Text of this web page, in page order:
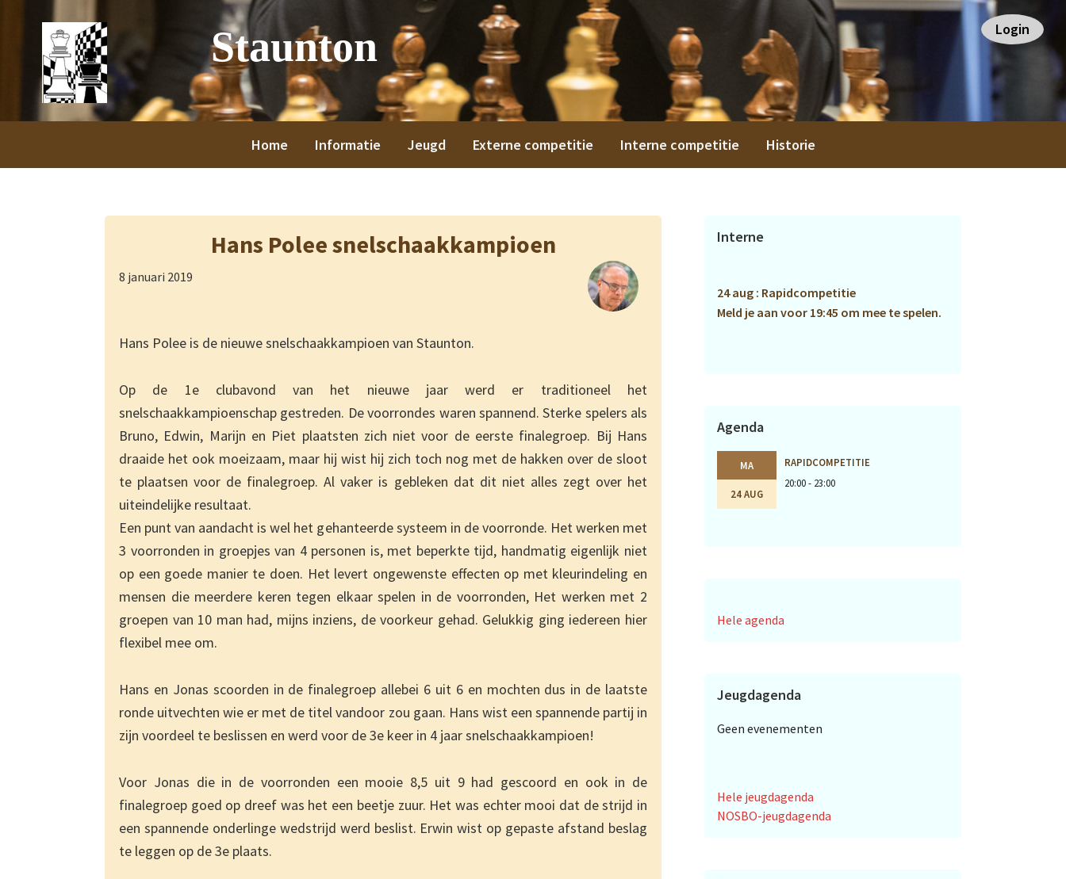
hoofdnavigatie
sidebar
voettekst
Login
Staunton
Home Informatie Jeugd Externe competitie Interne competitie Historie
Hans Polee snelschaakkampioen
8 januari 2019
Hans Polee is de nieuwe snelschaakkampioen van Staunton.
Op de 1e clubavond van het nieuwe jaar werd er traditioneel het
snelschaakkampioenschap gestreden. De voorrondes waren spannend. Sterke spelers als
Bruno, Edwin, Marijn en Piet plaatsten zich niet voor de eerste finalegroep. Bij Hans
draaide het ook moeizaam, maar hij wist hij zich toch nog met de hakken over de sloot
te plaatsen voor de finalegroep. Al vaker is gebleken dat dit niet alles zegt over het
uiteindelijke resultaat.
Een punt van aandacht is wel het gehanteerde systeem in de voorronde. Het werken met
3 voorronden in groepjes van 4 personen is, met beperkte tijd, handmatig eigenlijk niet
op een goede manier te doen. Het levert ongewenste effecten op met kleurindeling en
mensen die meerdere keren tegen elkaar spelen in de voorronden, Het werken met 2
groepen van 10 man had, mijns inziens, de voorkeur gehad. Gelukkig ging iedereen hier
flexibel mee om.
Hans en Jonas scoorden in de finalegroep allebei 6 uit 6 en mochten dus in de laatste
ronde uitvechten wie er met de titel vandoor zou gaan. Hans wist een spannende partij in
zijn voordeel te beslissen en werd voor de 3e keer in 4 jaar snelschaakkampioen!
Voor Jonas die in de voorronden een mooie 8,5 uit 9 had gescoord en ook in de
finalegroep goed op dreef was het een beetje zuur. Het was echter mooi dat de strijd in
een spannende onderlinge wedstrijd werd beslist. Erwin wist op gepaste afstand beslag
te leggen op de 3e plaats.
Primaire
Interne
24 aug : Rapidcompetitie
Meld je aan voor 19:45 om mee te spelen.
Agenda
MA
24 AUG
RAPIDCOMPETITIE
20:00 - 23:00
Hele agenda
Jeugdagenda
Geen evenementen
Hele jeugdagenda
NOSBO-jeugdagenda